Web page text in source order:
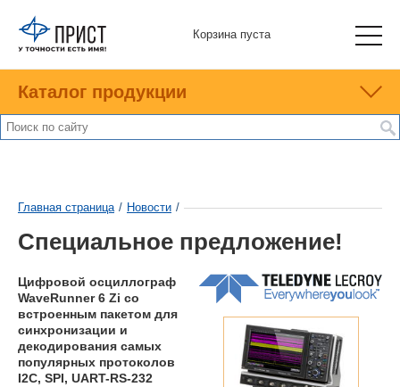
Корзина пуста
Каталог продукции
Главная страница / Новости /
Специальное предложение!
Цифровой осциллограф
WaveRunner 6 Zi со
встроенным пакетом для
синхронизации и
декодирования самых
популярных протоколов
I2C, SPI, UART-RS-232